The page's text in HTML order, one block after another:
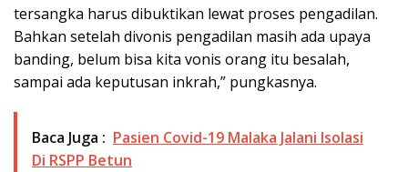
tersangka harus dibuktikan lewat proses pengadilan.
Bahkan setelah divonis pengadilan masih ada upaya
banding, belum bisa kita vonis orang itu besalah,
sampai ada keputusan inkrah,” pungkasnya.
Baca Juga : Pasien Covid-19 Malaka Jalani Isolasi
Di RSPP Betun